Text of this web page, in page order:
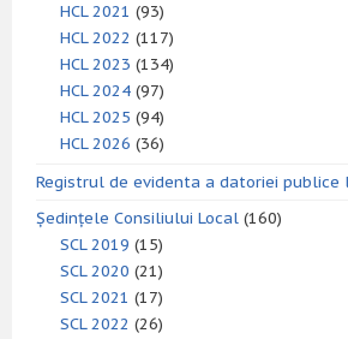
HCL 2021 (93)
HCL 2022 (117)
HCL 2023 (134)
HCL 2024 (97)
HCL 2025 (94)
HCL 2026 (36)
Registrul de evidenta a datoriei publice
Ședințele Consiliului Local (160)
SCL 2019 (15)
SCL 2020 (21)
SCL 2021 (17)
SCL 2022 (26)